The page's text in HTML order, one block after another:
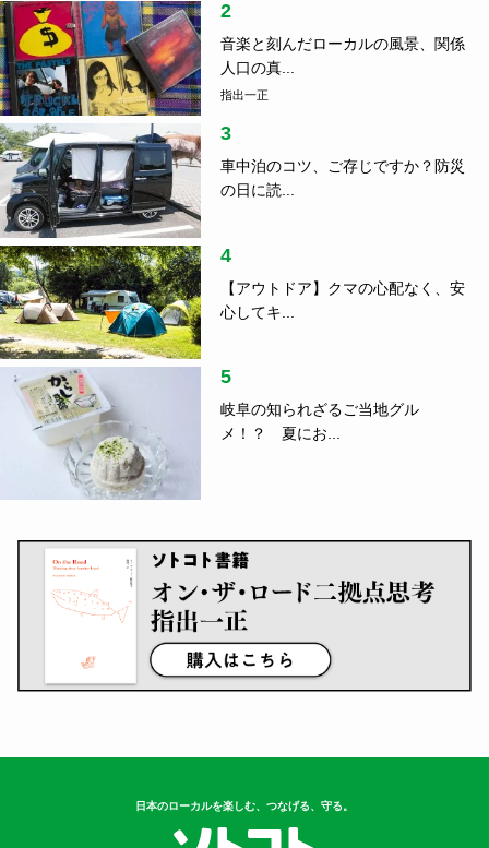
2
音楽と刻んだローカルの風景、関係
人口の真...
指出一正
3
車中泊のコツ、ご存じですか？防災
の日に読...
4
【アウトドア】クマの心配なく、安
心してキ...
5
岐阜の知られざるご当地グル
メ！？ 夏にお...
日本のローカルを楽しむ、つなげる、守る。